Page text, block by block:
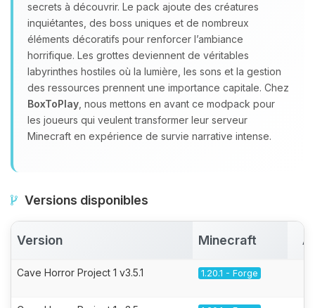
secrets à découvrir. Le pack ajoute des créatures
inquiétantes, des boss uniques et de nombreux
éléments décoratifs pour renforcer l’ambiance
horrifique. Les grottes deviennent de véritables
labyrinthes hostiles où la lumière, les sons et la gestion
des ressources prennent une importance capitale. Chez
BoxToPlay , nous mettons en avant ce modpack pour
les joueurs qui veulent transformer leur serveur
Minecraft en expérience de survie narrative intense.
Versions disponibles
Version Minecraft
Cave Horror Project 1 v3.5.1 1.20.1 - Forge